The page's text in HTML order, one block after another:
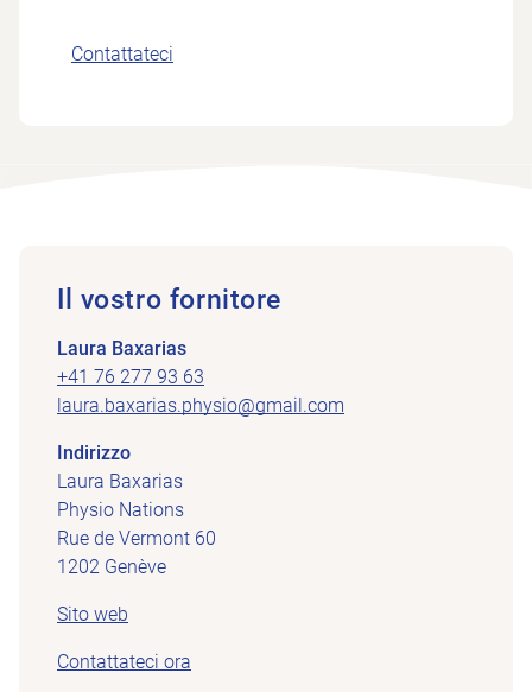
Contattateci
Il vostro fornitore
Laura Baxarias
+41 76 277 93 63
laura.baxarias.physio@gmail.com
Indirizzo
Laura Baxarias
Physio Nations
Rue de Vermont 60
1202 Genève
Sito web
Contattateci ora